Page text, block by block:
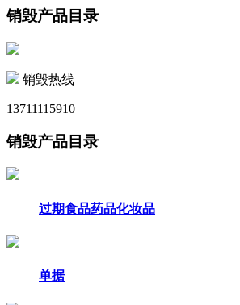
销毁产品目录
销毁热线
13711115910
销毁产品目录
过期食品药品化妆品
单据